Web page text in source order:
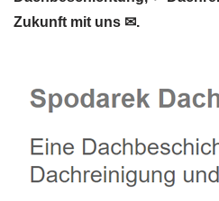
Zukunft mit uns ✉.